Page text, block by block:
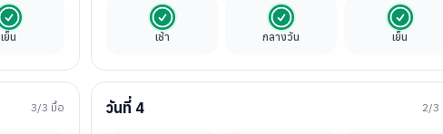
เย็น
รวมในค่าทัวร์
เช้า
รวมในค่าทัวร์
กลางวัน
รวมในค่าทัวร์
เย็น
รวมใน
3/3 มื้อ วันที่ 4 2/3